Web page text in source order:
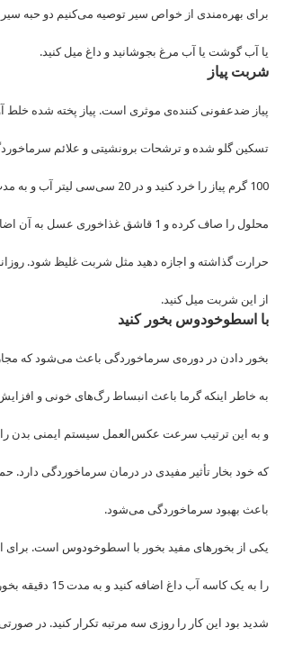
برای بهره‌مندی از خواص سیر توصیه می‌کنیم دو حبه سیر
یا آب گوشت یا آب مرغ بجوشانید و داغ میل کنید.
شربت پیاز
پیاز ضدعفونی کننده‌ی موثری است. پیاز پخته شده خلط
تسکین گلو شده و ترشحات برونشیتی و علائم
100 گرم پیاز را خرد کنید و در 20 سی‌سی لیتر آب و به مدت 20 دقیقه بجوشانید.
محلول را صاف کرده و 1 قاشق غذاخوری عسل به آن اضافه کنید. دوباره محلول را روی
حرارت گذاشته و اجازه دهید مثل شربت غلیظ شود. روزانه 2 تا 6 قاشق
از این شربت میل کنید.
با اسطوخودوس بخور کنید
بخور دادن در دوره‌ی سرماخوردگی باعث می‌شود که
به خاطر اینکه گرما باعث انبساط رگ‌های خونی و
و به این ترتیب سرعت عکس‌العمل سیستم ایمنی بدن را
که خود بخار تأثیر مفیدی در درمان سرماخوردگی دارد.
باعث بهبود سرماخوردگی می‌شود.
یکی از بخورهای مفید بخور با اسطوخودوس است. برای این کار 5 قطره روغن
را به یک کاسه آب داغ اضافه کنید و به مدت 15 دقیقه بخور دهید. اگر سرماخوردگی‌تان
شدید بود این کار را روزی سه مرتبه تکرار کنید. در